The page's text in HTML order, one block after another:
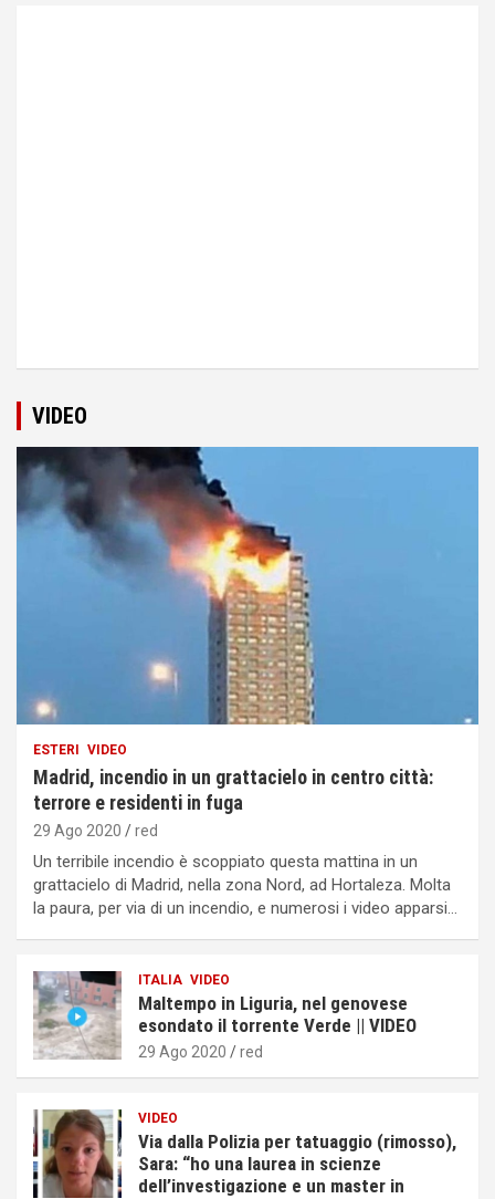
VIDEO
ESTERI VIDEO
Madrid, incendio in un grattacielo in centro città:
terrore e residenti in fuga
29 Ago 2020 red
Un terribile incendio è scoppiato questa mattina in un
grattacielo di Madrid, nella zona Nord, ad Hortaleza. Molta
la paura, per via di un incendio, e numerosi i video apparsi…
ITALIA VIDEO
Maltempo in Liguria, nel genovese
esondato il torrente Verde || VIDEO
29 Ago 2020 red
VIDEO
Via dalla Polizia per tatuaggio (rimosso),
Sara: “ho una laurea in scienze
dell’investigazione e un master in